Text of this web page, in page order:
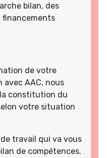
bilan, des
financements
de votre
AAC, nous
constitution du
votre situation
travail qui va vous
de compétences.